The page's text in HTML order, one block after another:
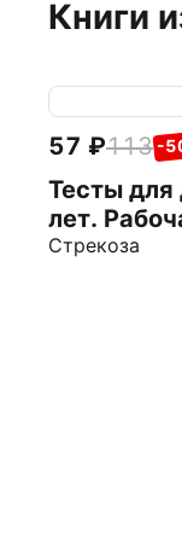
Книги
57 113 -
Тесты для
лет.
тетрадь
Стрекоза